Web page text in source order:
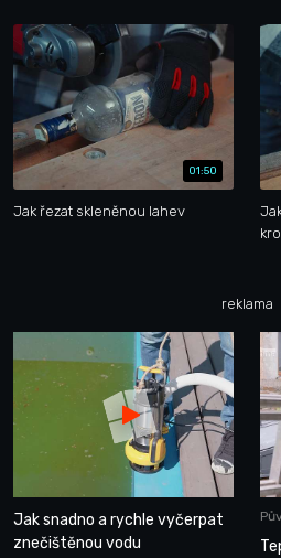
01:50
Jak řezat skleněnou lahev
reklama
Jak snadno a rychle vyčerpat
znečištěnou vodu